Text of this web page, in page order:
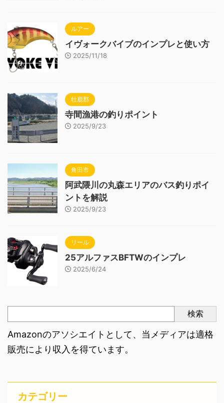
ルアー
イヴォークバイブのインプレと使い方
2025/11/18
牡鹿郡
寺間漁港の釣りポイント
2025/9/23
角田市
阿武隈川の丸森エリアのバス釣りポイ
ントを解説
2025/9/23
リール
25アルファスBFTWのインプレ
2025/6/24
検索
Amazonのアソシエイトとして、当メディアは適格
販売により収入を得ています。
カテゴリー